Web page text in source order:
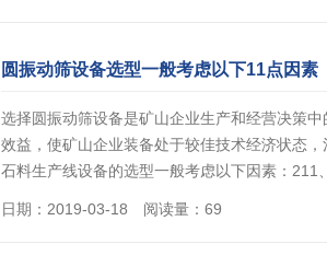
圆振动筛设备选型一般考虑以下11点因素
选择圆振动筛设备是矿山企业生产和经营决策
效益，使矿山企业装备处于较佳技术经济状态
石料生产线设备的选型一般考虑以下因素：
日期：2019-03-18 阅读量：69